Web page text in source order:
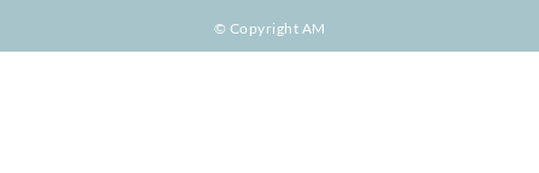
© Copyright AM